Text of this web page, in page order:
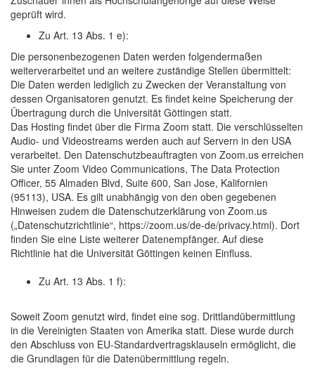
geprüft wird.
Zu Art. 13 Abs. 1 e):
Die personenbezogenen Daten werden folgendermaßen
weiterverarbeitet und an weitere zuständige Stellen übermittelt:
Die Daten werden lediglich zu Zwecken der Veranstaltung von
dessen Organisatoren genutzt. Es findet keine Speicherung der
Übertragung durch die Universität Göttingen statt.
Das Hosting findet über die Firma Zoom statt. Die verschlüsselten
Audio- und Videostreams werden auch auf Servern in den USA
verarbeitet. Den Datenschutzbeauftragten von Zoom.us erreichen
Sie unter Zoom Video Communications, The Data Protection
Officer, 55 Almaden Blvd, Suite 600, San Jose, Kalifornien
(95113), USA. Es gilt unabhängig von den oben gegebenen
Hinweisen zudem die Datenschutzerklärung von Zoom.us
(„Datenschutzrichtlinie“, https://zoom.us/de-de/privacy.html). Dort
finden Sie eine Liste weiterer Datenempfänger. Auf diese
Richtlinie hat die Universität Göttingen keinen Einfluss.
Zu Art. 13 Abs. 1 f):
Soweit Zoom genutzt wird, findet eine sog. Drittlandübermittlung
in die Vereinigten Staaten von Amerika statt. Diese wurde durch
den Abschluss von EU-Standardvertragsklauseln ermöglicht, die
die Grundlagen für die Datenübermittlung regeln.